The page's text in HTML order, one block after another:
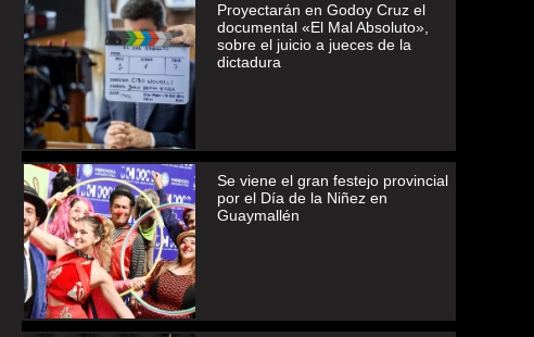
Proyectarán en Godoy Cruz el
documental «El Mal Absoluto»,
sobre el juicio a jueces de la
dictadura
Se viene el gran festejo provincial
por el Día de la Niñez en
Guaymallén